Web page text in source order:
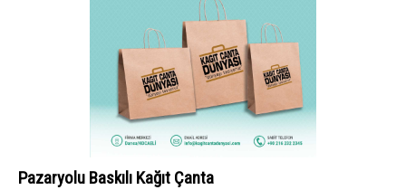
Pazaryolu Baskılı Kağıt Çanta